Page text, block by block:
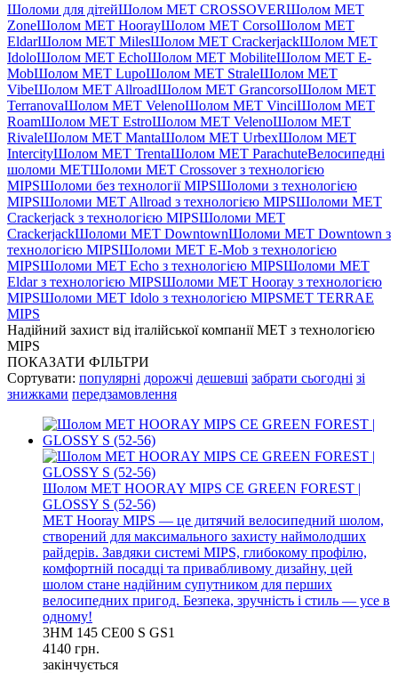
Шоломи для дітейШолом MET CROSSOVERШолом MET
ZoneШолом MET HoorayШолом MET CorsoШолом MET
EldarШолом MET MilesШолом MET CrackerjackШолом MET
IdoloШолом MET EchoШолом MET MobiliteШолом MET E-
MobШолом MET LupoШолом MET StraleШолом MET
VibeШолом MET AllroadШолом MET GrancorsoШолом MET
TerranovaШолом MET VelenoШолом MET VinciШолом MET
RoamШолом MET EstroШолом MET VelenoШолом MET
RivaleШолом MET MantaШолом MET UrbexШолом MET
IntercityШолом MET TrentaШолом MET ParachuteВелосипедні
шоломи METШоломи MET Crossover з технологією
MIPSШоломи без технології MIPSШоломи з технологією
MIPSШоломи MET Allroad з технологією MIPSШоломи MET
Crackerjack з технологією MIPSШоломи MET
CrackerjackШоломи MET DowntownШоломи MET Downtown з
технологією MIPSШоломи MET E-Mob з технологією
MIPSШоломи MET Echo з технологією MIPSШоломи MET
Eldar з технологією MIPSШоломи MET Hooray з технологією
MIPSШоломи MET Idolo з технологією MIPSMET TERRAE
MIPS
Надійний захист від італійської компанії МЕТ з технологією
MIPS
ПОКАЗАТИ ФІЛЬТРИ
Сортувати: популярні дорожчі дешевші забрати сьогодні зі
знижками передзамовлення
Шолом MET HOORAY MIPS CE GREEN FOREST |
GLOSSY S (52-56)
MET Hooray MIPS — це дитячий велосипедний шолом,
створений для максимального захисту наймолодших
райдерів. Завдяки системі MIPS, глибокому профілю,
комфортній посадці та привабливому дизайну, цей
шолом стане надійним супутником для перших
велосипедних пригод. Безпека, зручність і стиль — усе в
одному!
3HM 145 CE00 S GS1
4140 грн.
закінчується